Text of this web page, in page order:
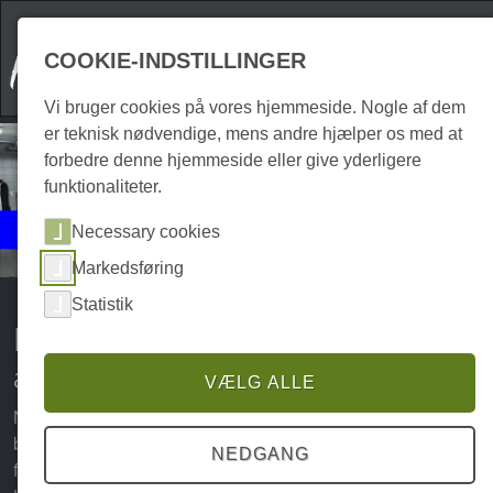
Events
Spis ude
Kulinariske oplevelser og
arrangementer i Harzen
Når det gælder kulinariske lækkerier, har Harzen meget at
byde på. Talrige caféer, barer, pubber og restauranter
fremtryller lækre retter og Harz-specialiteter, der får dig
COOKIE-INDSTILLINGER
Vi bruger cookies på vores hjemmeside. Nogle af dem
er teknisk nødvendige, mens andre hjælper os med at
forbedre denne hjemmeside eller give yderligere
funktionaliteter.
Necessary cookies
Markedsføring
Statistik
VÆLG ALLE
NEDGANG